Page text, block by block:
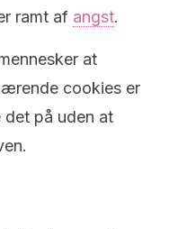
ramt af angst.
at
cookies er
det på uden at